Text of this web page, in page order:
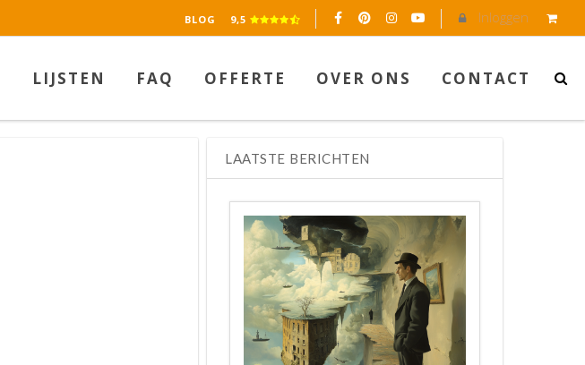
Inloggen
BLOG 9,5
LIJSTEN FAQ OFFERTE OVER ONS CONTACT
LAATSTE BERICHTEN
is 9.5/10 gebaseerd op 2045 reviews.